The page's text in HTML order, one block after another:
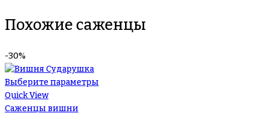
Похожие саженцы
-30%
Выберите параметры
Quick View
Саженцы вишни